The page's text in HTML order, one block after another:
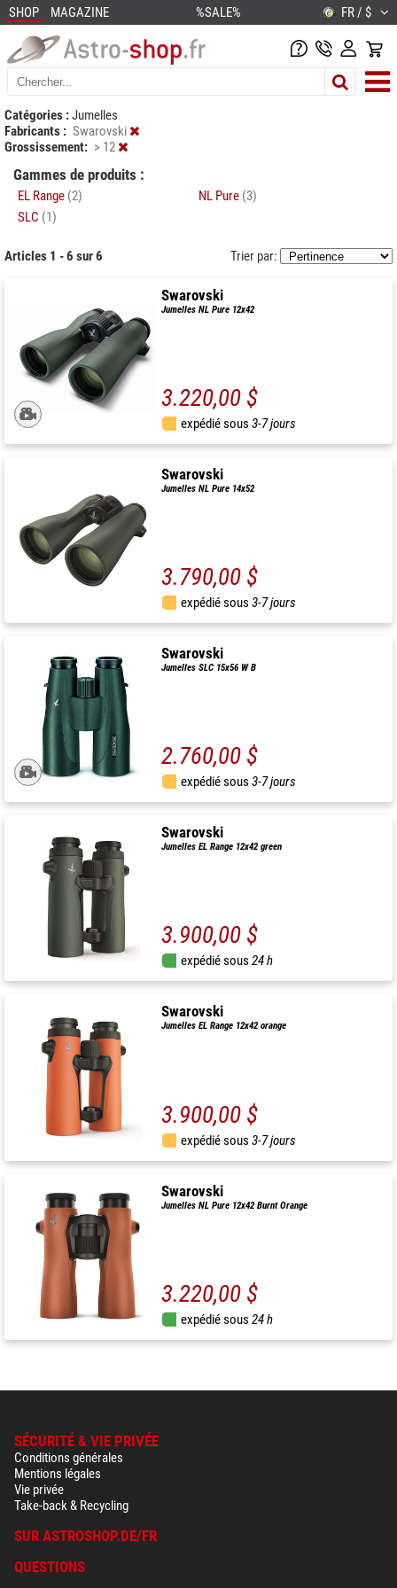
SHOP MAGAZINE %SALE% FR / $
Catégories :Jumelles
Fabricants : Swarovski
Grossissement: > 12
Gammes de produits :
EL Range (2) NL Pure (3)
SLC (1)
Articles 1 - 6 sur 6 Trier par:
Swarovski
Jumelles NL Pure 12x42
3.220,00 $
expédié sous3-7 jours
Swarovski
Jumelles NL Pure 14x52
3.790,00 $
expédié sous3-7 jours
Swarovski
Jumelles SLC 15x56 W B
2.760,00 $
expédié sous3-7 jours
Swarovski
Jumelles EL Range 12x42 green
3.900,00 $
expédié sous24 h
Swarovski
Jumelles EL Range 12x42 orange
3.900,00 $
expédié sous3-7 jours
Swarovski
Jumelles NL Pure 12x42 Burnt Orange
3.220,00 $
expédié sous24 h
SÉCURITÉ & VIE PRIVÉE
Conditions générales
Mentions légales
Vie privée
Take-back & Recycling
SUR ASTROSHOP.DE/FR
QUESTIONS